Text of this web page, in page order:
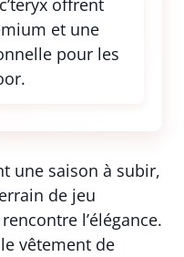
offrent
et une
pour les
une saison à subir,
de jeu
l’élégance.
vêtement de